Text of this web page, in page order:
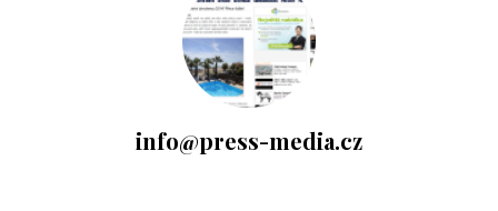
info@press-media.cz